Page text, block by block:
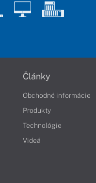
Články
Obchodné informácie
Produkty
Technológie
Videá